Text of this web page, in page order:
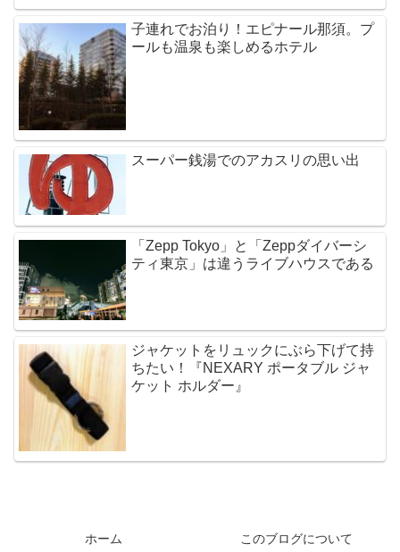
子連れでお泊り！エピナール那須。プ
ールも温泉も楽しめるホテル
スーパー銭湯でのアカスリの思い出
「Zepp Tokyo」と「Zeppダイバーシ
ティ東京」は違うライブハウスである
ジャケットをリュックにぶら下げて持
ちたい！『NEXARY ポータブル ジャ
ケット ホルダー』
ホーム このブログについて